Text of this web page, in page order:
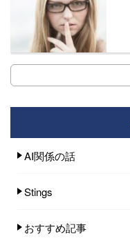
AI関係の話
Stings
おすすめ記事